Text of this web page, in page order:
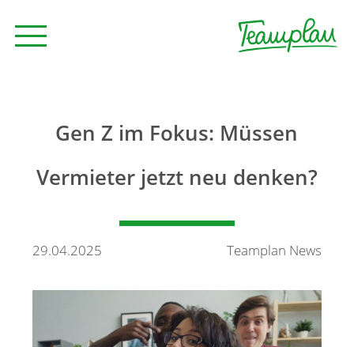
Beratung
Kontakt
Gen Z im Fokus: Müssen
Vermieter jetzt neu denken?
29.04.2025 Teamplan News